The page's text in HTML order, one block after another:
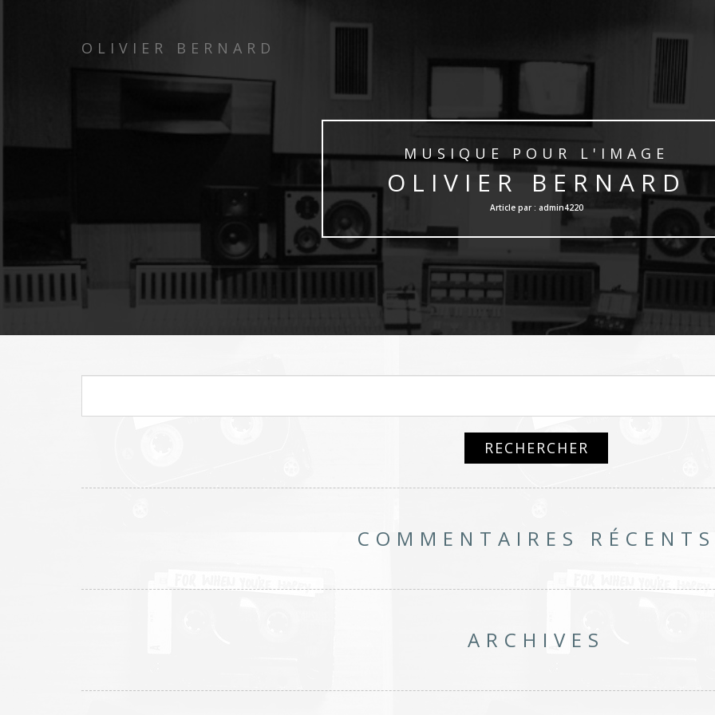
OLIVIER BERNARD
MUSIQUE POUR L'IMAGE
OLIVIER BERNARD
Article par : admin4220
COMMENTAIRES RÉCENTS
ARCHIVES